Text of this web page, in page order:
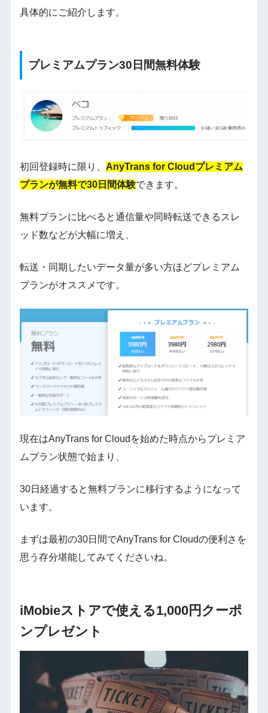
具体的にご紹介します。
プレミアムプラン30日間無料体験
初回登録時に限り、 AnyTrans for Cloudプレミアム
プランが無料で30日間体験できます。
無料プランに比べると通信量や同時転送できるスレ
ッド数などが大幅に増え、
転送・同期したいデータ量が多い方ほどプレミアム
プランがオススメです。
現在はAnyTrans for Cloudを始めた時点からプレミア
ムプラン状態で始まり、
30日経過すると無料プランに移行するようになって
います。
まずは最初の30日間でAnyTrans for Cloudの便利さを
思う存分堪能してみてくださいね。
iMobieストアで使える1,000円クーポ
ンプレゼント